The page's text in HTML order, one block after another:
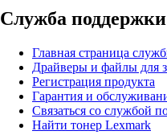
Служба
Главная страница
Драйверы и файлы для
Регистрация продукта
Гарантия и
Связаться со службой
Найти тонер Lexmark